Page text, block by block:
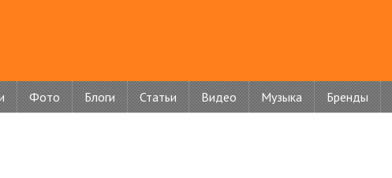
Фото Блоги Статьи Видео Музыка Бренды